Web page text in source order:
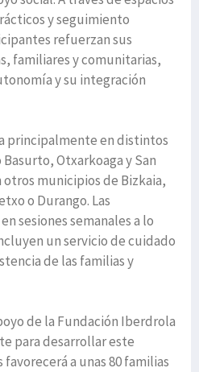
y seguimiento
refuerzan sus
familiares y comunitarias,
y su integración
principalmente en distintos
Otxarkoaga y San
municipios de Bizkaia,
o Durango. Las
sesiones semanales a lo
un servicio de cuidado
de las familias y
de la Fundación Iberdrola
para desarrollar este
a unas 80 familias